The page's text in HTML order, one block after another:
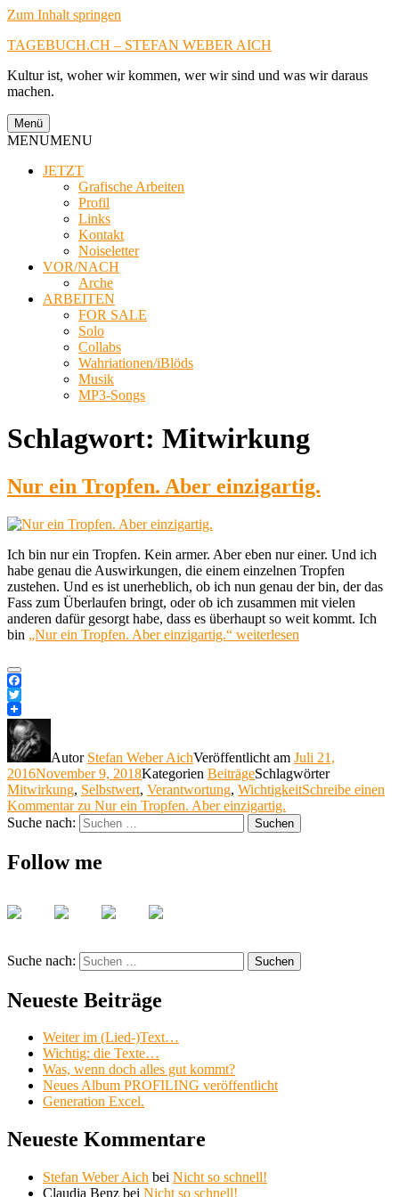
Zum Inhalt springen
TAGEBUCH.CH – STEFAN WEBER AICH
Kultur ist, woher wir kommen, wer wir sind und was wir daraus
machen.
Menü
MENUMENU
JETZT
Grafische Arbeiten
Profil
Links
Kontakt
Noiseletter
VOR/NACH
Arche
ARBEITEN
FOR SALE
Solo
Collabs
Wahriationen/iBlöds
Musik
MP3-Songs
Schlagwort: Mitwirkung
Nur ein Tropfen. Aber einzigartig.
Ich bin nur ein Tropfen. Kein armer. Aber eben nur einer. Und ich
habe genau die Auswirkungen, die einem einzelnen Tropfen
zustehen. Und es ist unerheblich, ob ich nun genau der bin, der das
Fass zum Überlaufen bringt, oder ob ich zusammen mit vielen
anderen dafür gesorgt habe, dass es überhaupt so weit kommt. Ich
bin „Nur ein Tropfen. Aber einzigartig.“ weiterlesen
Facebook
Twitter
Autor Stefan Weber AichVeröffentlicht am Juli 21,
2016November 9, 2018Kategorien BeiträgeSchlagwörter
Mitwirkung, Selbstwert, Verantwortung, WichtigkeitSchreibe einen
Kommentarzu Nur ein Tropfen. Aber einzigartig.
Suche nach:
Suchen
Follow me
Suche nach: Suchen
Neueste Beiträge
Weiter im (Lied-)Text…
Wichtig: die Texte…
Was, wenn doch alles gut kommt?
Neues Album PROFILING veröffentlicht
Generation Excel.
Neueste Kommentare
Stefan Weber Aich bei Nicht so schnell!
Claudia Benz bei Nicht so schnell!